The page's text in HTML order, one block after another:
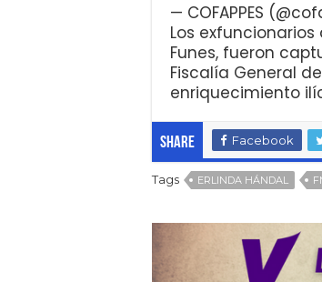
— COFAPPES
Los
Funes, fueron
Fiscalía General
enriquecimiento
Share Facebook
Tags ERLINDA HÁNDAL